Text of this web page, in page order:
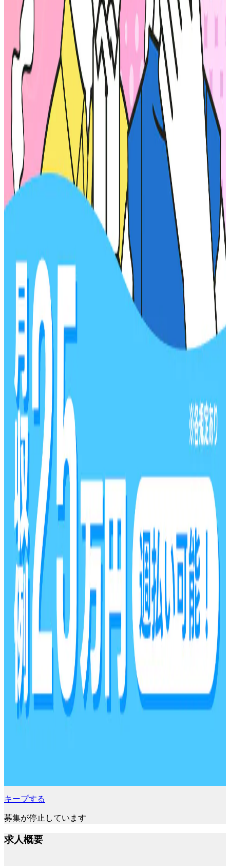
キープする
募集が停止しています
求人概要